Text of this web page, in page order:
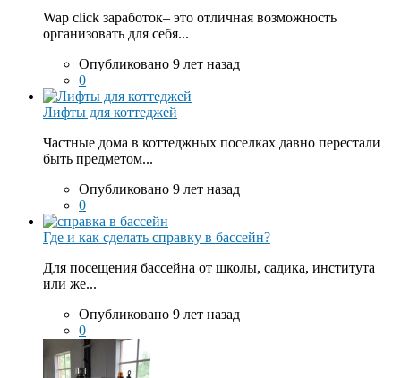
Wap click заработок– это отличная возможность
организовать для себя...
Опубликовано 9 лет назад
0
Лифты для коттеджей
Частные дома в коттеджных поселках давно перестали
быть предметом...
Опубликовано 9 лет назад
0
Где и как сделать справку в бассейн?
Для посещения бассейна от школы, садика, института
или же...
Опубликовано 9 лет назад
0